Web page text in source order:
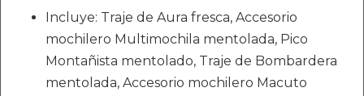
Incluye: Traje de Aura fresca, Accesorio
mochilero Multimochila mentolada, Pico
Montañista mentolado, Traje de Bombardera
mentolada, Accesorio mochilero Macuto